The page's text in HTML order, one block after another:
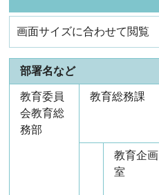
画面サイズに合わせて閲覧
部署名など
教育委員
会教育総
務部
教育総務課
教育企画
室